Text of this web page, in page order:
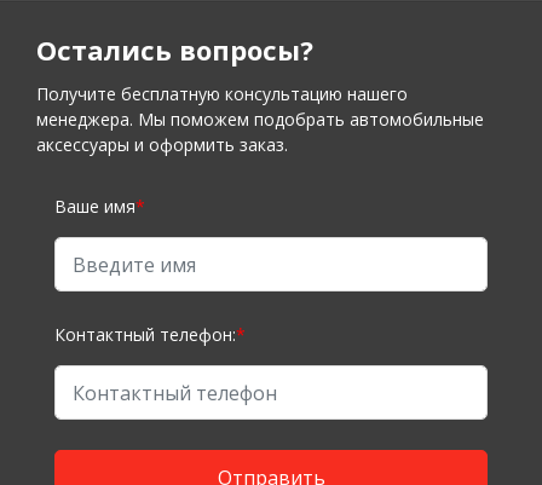
Остались вопросы?
Получите бесплатную консультацию нашего
менеджера. Мы поможем подобрать автомобильные
аксессуары и оформить заказ.
Ваше имя*
Контактный телефон:*